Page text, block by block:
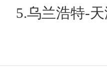
5.乌兰浩特-